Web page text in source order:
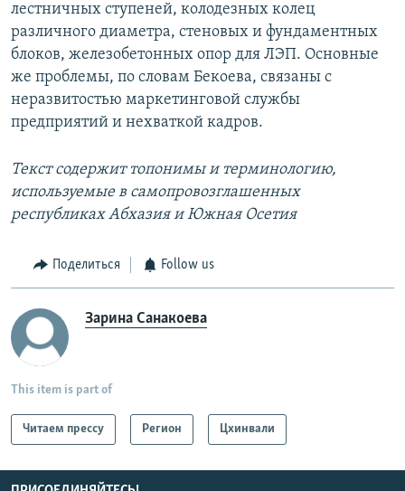
лестничных ступеней, колодезных колец
различного диаметра, стеновых и фундаментных
блоков, железобетонных опор для ЛЭП. Основные
же проблемы, по словам Бекоева, связаны с
неразвитостью маркетинговой службы
предприятий и нехваткой кадров.
Текст содержит топонимы и терминологию,
используемые в самопровозглашенных
республиках Абхазия и Южная Осетия
Поделиться Follow us
Зарина Санакоева
This item is part of
Читаем прессу Регион Цхинвали